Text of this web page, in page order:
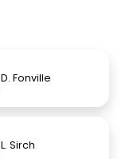
D. Fonville
L. Sirch